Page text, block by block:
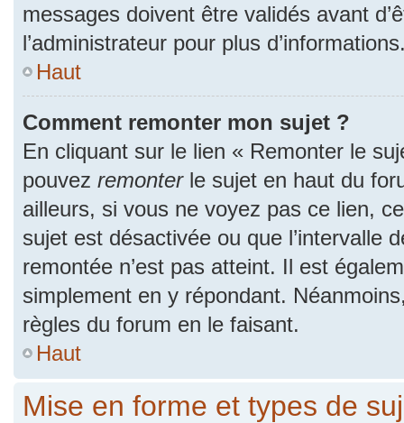
messages doivent être validés avant
l’administrateur pour plus
Haut
Comment remonter mon sujet ?
En cliquant sur le lien « Remonter le
pouvez remonterle sujet en haut du
ailleurs, si vous ne voyez pas ce lien,
sujet est désactivée ou que l’intervalle
remontée n’est pas atteint. Il est
simplement en y répondant.
règles du forum en le faisant.
Haut
Mise en forme et types de